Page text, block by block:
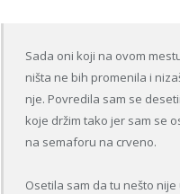
Sada oni koji na ovom
ništa ne bih promenila i
nje. Povredila sam se
koje držim tako jer sam se
na semaforu na crveno.
Osetila sam da tu nešto